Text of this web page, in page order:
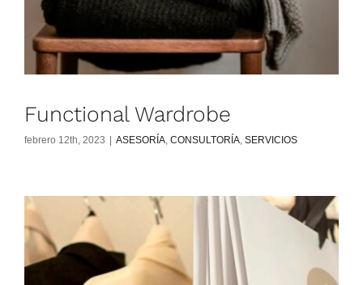
Functional Wardrobe
febrero 12th, 2023 ASESORÍA, CONSULTORÍA, SERVICIOS